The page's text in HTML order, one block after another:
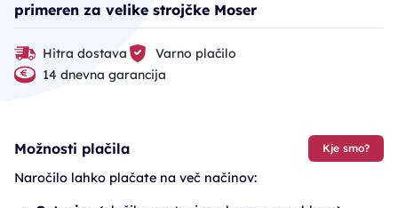
primeren za velike strojčke Moser
Hitra dostava
Varno plačilo
14 dnevna garancija
Možnosti plačila Kje smo?
Naročilo lahko plačate na več načinov: